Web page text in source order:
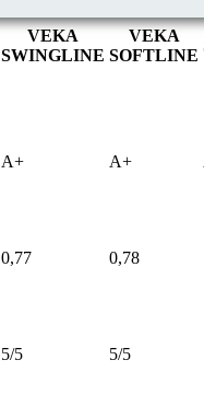
VEKA
SWINGLINE
VEKA
SOFTLINE
А+ A+
0,77 0,78
5/5 5/5